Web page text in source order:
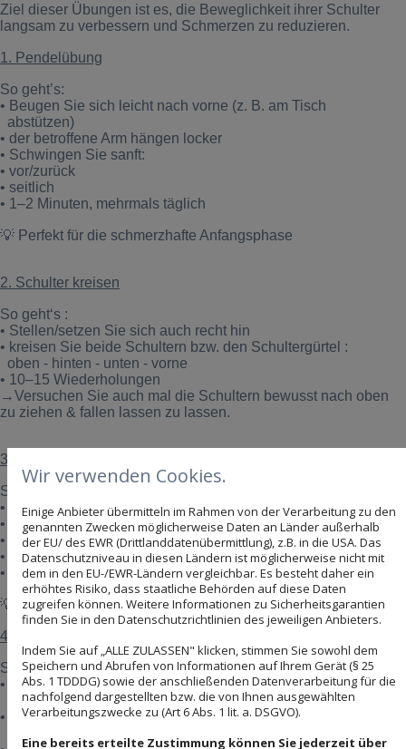
Ziel dieser Übungen ist es, die Beweglichkeit ihrer Schulter
langsam zu verbessern und Schmerzen zu reduzieren.
1. Pendelübung
So geht’s:
• Beugen Sie sich leicht nach vorne (z. B. am Tisch
abstützen)
• der betroffene Arm hängen locker
• Schwingen Sie sanft:
• vor/zurück
• seitlich
• 1–2 Minuten, mehrmals täglich
💡 Perfekt für die schmerzhafte Anfangsphase
2. Schulter kreisen
So geht‘s :
• Stellen/setzen Sie sich auch recht hin
• kreisen Sie beide Schultern bzw. den Schultergürtel :
oben - hinten - unten - vorne
• 10–15 Wiederholungen
→Versuchen Sie auch mal die Schultern bewusst nach oben
zu ziehen & fallen lassen zu lassen.
3. Wandkrabbeln (Fingerleiter)
So geht’s:
•
Stellen Sie sich vor eine Wand
•
„Krabblen“ Sie mit den Fingern langsam nach oben
•
Nur so weit gehen, wie es gut tolerierbar ist
•
Kurz halten, dann wieder runter
• 10–15 Wiederholungen
💡 Fördert aktiv die Beweglichkeit
4. Stock-/Handtuch-Übung
So geht’s:
•
Halten Sie einen Stock oder ein Handtuch mit beiden
Händen
•
Die gesunde Seite hilft, den betroffenen Arm
Wir verwenden Cookies.
Einige Anbieter übermitteln im Rahmen von der Verarbeitung zu den
genannten Zwecken möglicherweise Daten an Länder außerhalb
der EU/ des EWR (Drittlanddatenübermittlung), z.B. in die USA. Das
Datenschutzniveau in diesen Ländern ist möglicherweise nicht mit
dem in den EU-/EWR-Ländern vergleichbar. Es besteht daher ein
erhöhtes Risiko, dass staatliche Behörden auf diese Daten
zugreifen können. Weitere Informationen zu Sicherheitsgarantien
finden Sie in den Datenschutzrichtlinien des jeweiligen Anbieters.
Indem Sie auf „ALLE ZULASSEN" klicken, stimmen Sie sowohl dem
Speichern und Abrufen von Informationen auf Ihrem Gerät (§ 25
Abs. 1 TDDDG) sowie der anschließenden Datenverarbeitung für die
nachfolgend dargestellten bzw. die von Ihnen ausgewählten
Verarbeitungszwecke zu (Art 6 Abs. 1 lit. a. DSGVO).
Eine bereits erteilte Zustimmung können Sie jederzeit über